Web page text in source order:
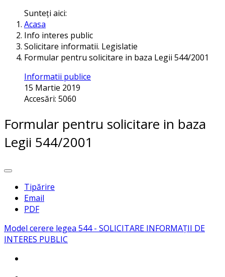
Sunteți aici:
Acasa
Info interes public
Solicitare informatii. Legislatie
Formular pentru solicitare in baza Legii 544/2001
Informatii publice
15 Martie 2019
Accesări: 5060
Formular pentru solicitare in baza
Legii 544/2001
Tipărire
Email
PDF
Model cerere legea 544 - SOLICITARE INFORMAȚII DE
INTERES PUBLIC